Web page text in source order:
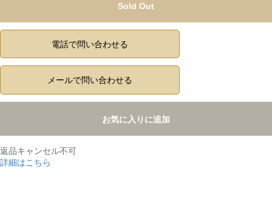
Sold Out
電話で問い合わせる
メールで問い合わせる
お気に入りに追加
返品キャンセル不可
詳細はこちら